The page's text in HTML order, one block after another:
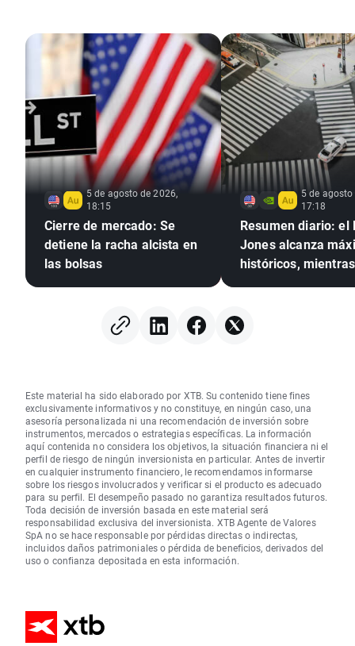
5 de agosto de 2026,
18:15
Cierre de mercado: Se
detiene la racha alcista en
las bolsas
5 de agosto
17:18
Resumen diario: el
Jones alcanza
históricos,
acuerdo entre EE.
Este material ha sido elaborado por XTB. Su contenido tiene fines
exclusivamente informativos y no constituye, en ningún caso, una
asesoría personalizada ni una recomendación de inversión sobre
instrumentos, mercados o estrategias específicas. La información
aquí contenida no considera los objetivos, la situación financiera ni el
perfil de riesgo de ningún inversionista en particular. Antes de invertir
en cualquier instrumento financiero, le recomendamos informarse
sobre los riesgos involucrados y verificar si el producto es adecuado
para su perfil. El desempeño pasado no garantiza resultados futuros.
Toda decisión de inversión basada en este material será
responsabilidad exclusiva del inversionista. XTB Agente de Valores
SpA no se hace responsable por pérdidas directas o indirectas,
incluidos daños patrimoniales o pérdida de beneficios, derivados del
uso o confianza depositada en esta información.